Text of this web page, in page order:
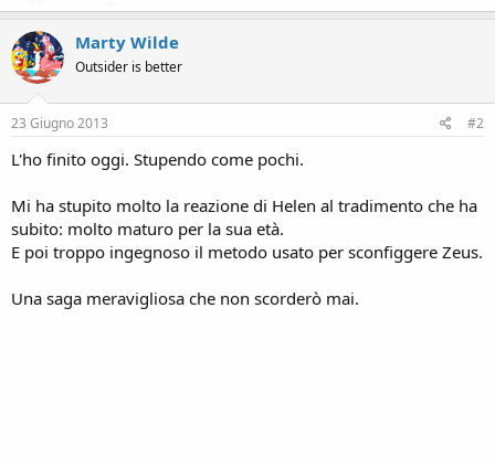
Marty Wilde
Outsider is better
23 Giugno 2013 #2
L'ho finito oggi. Stupendo come pochi.
Mi ha stupito molto la reazione di Helen al tradimento che ha
subito: molto maturo per la sua età.
E poi troppo ingegnoso il metodo usato per sconfiggere Zeus.
Una saga meravigliosa che non scorderò mai.